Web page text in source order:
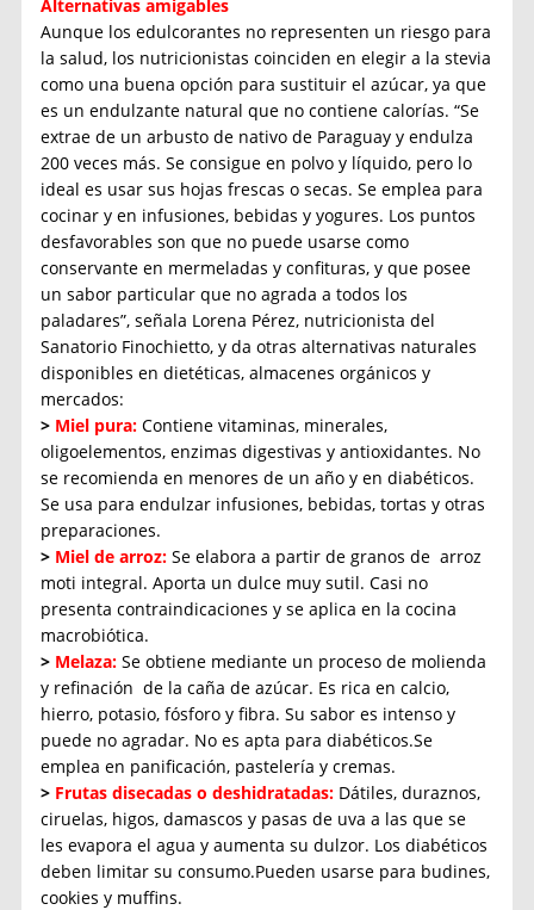
Alternativas amigables
Aunque los edulcorantes no representen un riesgo para
la salud, los nutricionistas coinciden en elegir a la stevia
como una buena opción para sustituir el azúcar, ya que
es un endulzante natural que no contiene calorías. “Se
extrae de un arbusto de nativo de Paraguay y endulza
200 veces más. Se consigue en polvo y líquido, pero lo
ideal es usar sus hojas frescas o secas. Se emplea para
cocinar y en infusiones, bebidas y yogures. Los puntos
desfavorables son que no puede usarse como
conservante en mermeladas y confituras, y que posee
un sabor particular que no agrada a todos los
paladares”, señala Lorena Pérez, nutricionista del
Sanatorio Finochietto, y da otras alternativas naturales
disponibles en dietéticas, almacenes orgánicos y
mercados:
> Miel pura: Contiene vitaminas, minerales,
oligoelementos, enzimas digestivas y antioxidantes. No
se recomienda en menores de un año y en diabéticos.
Se usa para endulzar infusiones, bebidas, tortas y otras
preparaciones.
> Miel de arroz: Se elabora a partir de granos de arroz
moti integral. Aporta un dulce muy sutil. Casi no
presenta contraindicaciones y se aplica en la cocina
macrobiótica.
> Melaza: Se obtiene mediante un proceso de molienda
y refinación de la caña de azúcar. Es rica en calcio,
hierro, potasio, fósforo y fibra. Su sabor es intenso y
puede no agradar. No es apta para diabéticos.Se
emplea en panificación, pastelería y cremas.
> Frutas disecadas o deshidratadas: Dátiles, duraznos,
ciruelas, higos, damascos y pasas de uva a las que se
les evapora el agua y aumenta su dulzor. Los diabéticos
deben limitar su consumo.Pueden usarse para budines,
cookies y muffins.